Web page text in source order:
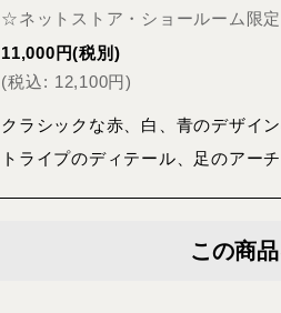
☆ネットストア・ショールーム限
11,000 円(税別)
(税込: 12,100円)
クラシックな赤、白、青のデザイ
トライプのディテール、足のアー
この商